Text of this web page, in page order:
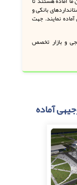
بانکی و
نمایند. جهت
و بازار تخصص
آماده